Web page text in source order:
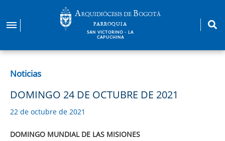
contenido
PARROQUIA
SAN VICTORINO - LA
CAPUCHINA
Noticias
DOMINGO 24 DE OCTUBRE DE 2021
22 de octubre de 2021
DOMINGO MUNDIAL DE LAS MISIONES